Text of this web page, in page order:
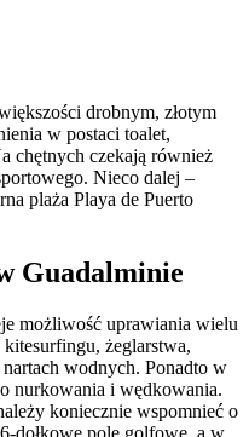
drobnym, złotym
w postaci toalet,
chętnych czekają również
Nieco dalej –
plaża Playa de Puerto
Guadalminie
możliwość uprawiania wielu
żeglarstwa,
wodnych. Ponadto w
nurkowania i wędkowania.
koniecznie wspomnieć o
dołkowe pole golfowe, a w